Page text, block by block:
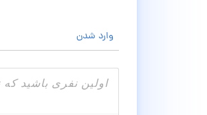
وارد شدن